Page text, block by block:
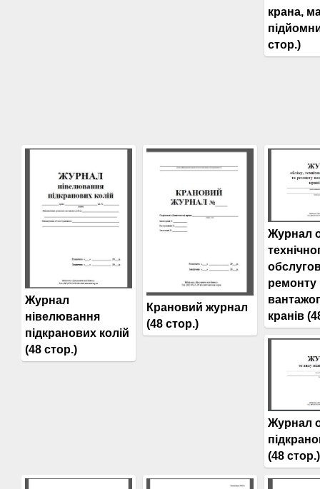
крана,
стор.)
Журнал
нівелювання
підкранових колій
(48 стор.)
Крановий журнал
(48 стор.)
Журнал
ремонту
кранів
Журнал
(48 стор.)